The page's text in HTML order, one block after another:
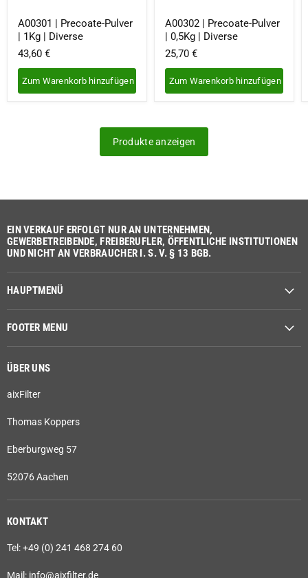
A00301 | Precoate-Pulver
| 1Kg | Diverse
43,60 €
Zum Warenkorb hinzufügen
A00302 | Precoate-Pulver
| 0,5Kg | Diverse
25,70 €
Zum Warenkorb hinzufügen
Produkte anzeigen
EIN VERKAUF ERFOLGT NUR AN UNTERNEHMEN,
GEWERBETREIBENDE, FREIBERUFLER, ÖFFENTLICHE INSTITUTIONEN
UND NICHT AN VERBRAUCHER I. S. V. § 13 BGB.
HAUPTMENÜ
FOOTER MENU
ÜBER UNS
aixFilter
Thomas Koppers
Eberburgweg 57
52076 Aachen
KONTAKT
Tel: +49 (0) 241 468 274 60
Mail: info@aixfilter.de